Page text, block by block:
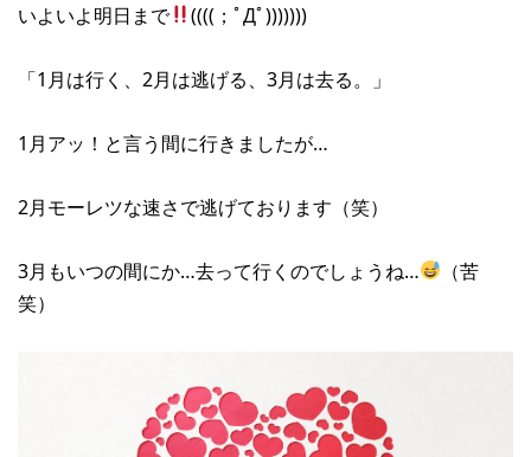
いよいよ明日まで ((((；ﾟДﾟ)))))))
「1月は行く、2月は逃げる、3月は去る。」
1月アッ！と言う間に行きましたが…
2月モーレツな速さで逃げております（笑）
3月もいつの間にか…去って行くのでしょうね…
（苦
笑）